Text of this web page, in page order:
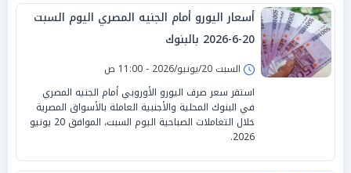
أسعار اليورو أمام الجنيه المصري اليوم السبت
20-6-2026 بالبنوك
السبت 20/يونيو/2026 - 11:00 ص
استقر سعر صرف اليورو الأوروبي أمام الجنيه المصري
في البنوك المحلية والأجنبية العاملة بالأسواق المصرية
خلال التعاملات الصباحية اليوم السبت، الموافق 20 يونيو
2026.